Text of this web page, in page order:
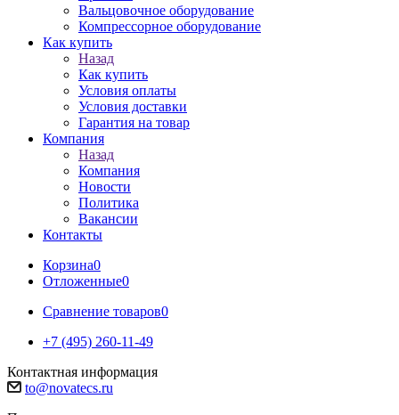
Вальцовочное оборудование
Компрессорное оборудование
Как купить
Назад
Как купить
Условия оплаты
Условия доставки
Гарантия на товар
Компания
Назад
Компания
Новости
Политика
Вакансии
Контакты
Корзина0
Отложенные0
Сравнение товаров0
+7 (495) 260-11-49
Контактная информация
to@novatecs.ru